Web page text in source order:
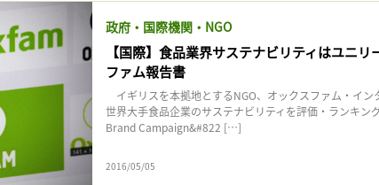
政府・国際機関・NGO
【国際】食品業界サステナビリティはユニ
ファム報告書
イギリスを本拠地とするNGO、オックスファム・イン
世界大手食品企業のサステナビリティを評価・ランキン
Brand Campaign&#822 […]
2016/05/05